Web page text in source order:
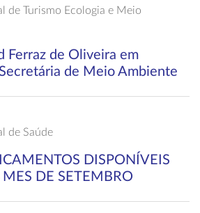
de Turismo Ecologia e Meio
Ferraz de Oliveira em
de Meio Ambiente
de Saúde
DISPONÍVEIS
DE SETEMBRO